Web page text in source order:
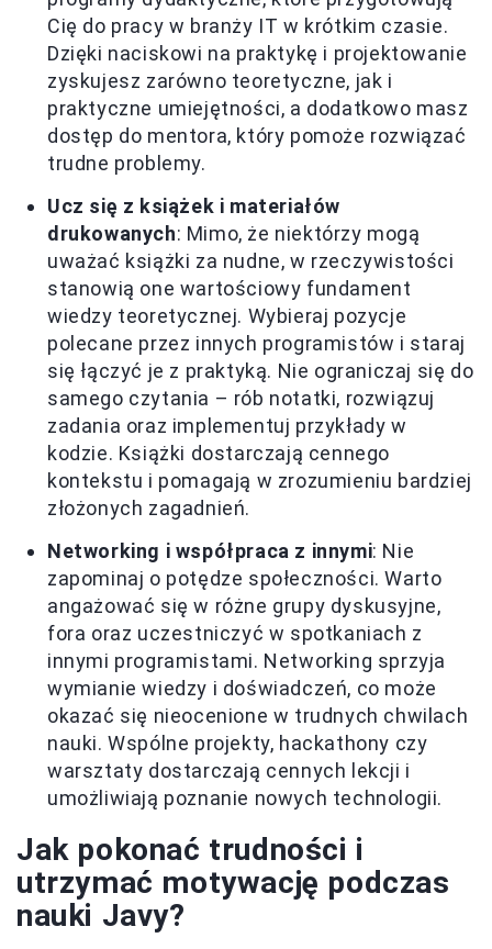
Cię do pracy w branży IT w krótkim czasie.
Dzięki naciskowi na praktykę i projektowanie
zyskujesz zarówno teoretyczne, jak i
praktyczne umiejętności, a dodatkowo masz
dostęp do mentora, który pomoże rozwiązać
trudne problemy.
Ucz się z książek i materiałów
drukowanych: Mimo, że niektórzy mogą
uważać książki za nudne, w rzeczywistości
stanowią one wartościowy fundament
wiedzy teoretycznej. Wybieraj pozycje
polecane przez innych programistów i staraj
się łączyć je z praktyką. Nie ograniczaj się do
samego czytania – rób notatki, rozwiązuj
zadania oraz implementuj przykłady w
kodzie. Książki dostarczają cennego
kontekstu i pomagają w zrozumieniu bardziej
złożonych zagadnień.
Networking i współpraca z innymi: Nie
zapominaj o potędze społeczności. Warto
angażować się w różne grupy dyskusyjne,
fora oraz uczestniczyć w spotkaniach z
innymi programistami. Networking sprzyja
wymianie wiedzy i doświadczeń, co może
okazać się nieocenione w trudnych chwilach
nauki. Wspólne projekty, hackathony czy
warsztaty dostarczają cennych lekcji i
umożliwiają poznanie nowych technologii.
Jak pokonać trudności i
utrzymać motywację podczas
nauki Javy?